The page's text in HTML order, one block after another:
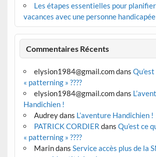
Les étapes essentielles pour
vacances avec une personne handicapée
Commentaires Récents
elysion1984@gmail.comdans
« patterning » ????
elysion1984@gmail.comdans
Handichien !
Audreydans L’aventure Handichien !
PATRICK CORDIER dans Qu’est ce
« patterning » ????
Marindans Service accès plus de la